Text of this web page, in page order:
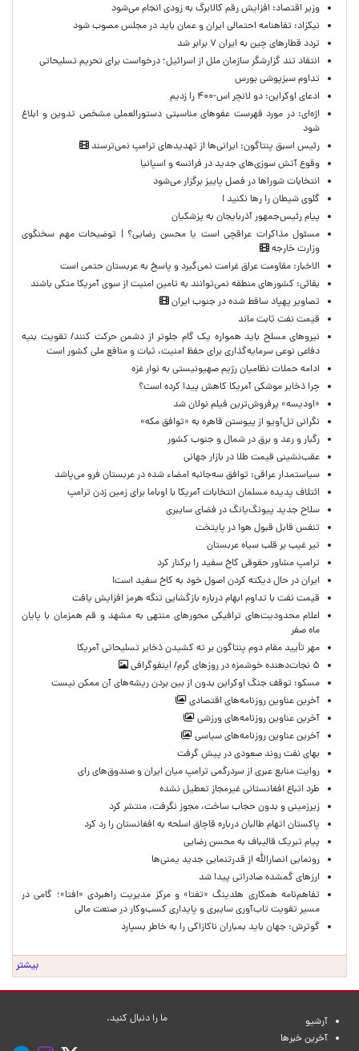
وزیر اقتصاد: افزایش رقم کالابرگ به زودی انجام می‌شود
نیکزاد: تفاهنامه احتمالی ایران و عمان باید در مجلس مصوب شود
تردد قطارهای چین به ایران ۷ برابر شد
انتقاد تند گزارشگر سازمان ملل از اسرائیل؛ درخواست برای تحریم تسلیحاتی
تداوم سبزپوشی بورس
ادعای اوکراین: دو لانچر اس-۴۰۰ را زدیم
اژه‌ای: در مورد فهرست عفوهای مناسبتی دستورالعملی مشخص تدوین و ابلاغ
شود
رئیس اسبق پنتاگون: ایرانی‌ها از تهدیدهای ترامپ نمی‌ترسند
وقوع آتش سوزی‌های جدید در فرانسه و اسپانیا
انتخابات شوراها در فصل پاییز برگزار می‌شود
گلوی شیطان را رها نکنید !
پیام رئیس‌جمهور آذربایجان به پزشکیان
مسئول مذاکرات عراقچی است یا محسن رضایی؟ | توضیحات مهم سخنگوی
وزارت خارجه
الاخبار: مقاومت عراق غرامت نمی‌گیرد و پاسخ به عربستان حتمی است
بقائی: کشورهای منطقه نمی‌توانند به تامین امنیت از سوی آمریکا متکی باشند
تصاویر پهپاد ساقط شده در جنوب ایران
قیمت نفت ثابت ماند
نیروهای مسلح باید همواره یک گام جلوتر از دشمن حرکت کنند/ تقویت بنیه
دفاعی نوعی سرمایه‌گذاری برای حفظ امنیت، ثبات و منافع ملی کشور است
ادامه حملات نظامیان رژیم صهیونیستی به نوار غزه
چرا ذخایر موشکی آمریکا کاهش پیدا کرده است؟
«اودیسه» پرفروش‌ترین فیلم نولان شد
نگرانی تل‌آویو از پیوستن قاهره به «توافق مکه»
رگبار و رعد و برق در شمال و جنوب کشور
عقب‌نشینی قیمت طلا در بازار جهانی
سیاستمدار عراقی: توافق سه‌جانبه امضاء شده در عربستان فرو می‌پاشد
ائتلاف پدیده مسلمان انتخابات آمریکا با اوباما برای زمین زدن ترامپ
سلاح جدید پیونگ‌یانگ در فضای سایبری
تنفس قابل قبول هوا در پایتخت
تیر غیب بر قلب سیاه عربستان
ترامپ مشاور حقوقی کاخ سفید را برکنار کرد
ایران در حال دیکته کردن اصول خود به کاخ سفید است!
قیمت نفت با تداوم ابهام درباره بازگشایی تنگه هرمز افزایش یافت
اعلام محدودیت‌های ترافیکی محورهای منتهی به مشهد و قم همزمان با پایان
ماه صفر
مهر تأیید مقام دوم پنتاگون بر ته کشیدن ذخایر تسلیحاتی آمریکا
۵ نجات‌دهنده خوشمزه در روزهای گرم/ اینفوگرافی
مسکو: توقف جنگ اوکراین بدون از بین بردن ریشه‌های آن ممکن نیست
آخرین عناوین روزنامه‌های اقتصادی
آخرین عناوین روزنامه‌های ورزشی
آخرین عناوین روزنامه‌های سیاسی
بهای نفت روند صعودی در پیش گرفت
روایت منابع عبری از سردرگمی ترامپ میان ایران و صندوق‌های رای
طرد اتباع افغانستانی غیرمجاز تعطیل نشده
زیرزمینی و بدون حجاب ساخت، مجوز نگرفت، منتشر کرد
پاکستان اتهام طالبان درباره قاچاق اسلحه به افغانستان را رد کرد
پیام تبریک قالیباف به محسن رضایی
رونمایی انصارالله از قدرتنمایی جدید یمنی‌ها
ارزهای گمشده صادراتی پیدا شد
تفاهم‌نامه همکاری هلدینگ «تفتا» و مرکز مدیریت راهبردی «افتا»؛ گامی در
مسیر تقویت تاب‌آوری سایبری و پایداری کسب‌وکار در صنعت مالی
گوترش: جهان باید بمباران ناکازاکی را به‌ خاطر بسپارد
بیشتر
آرشیو
آخرین خبرها
ما را دنبال کنید.